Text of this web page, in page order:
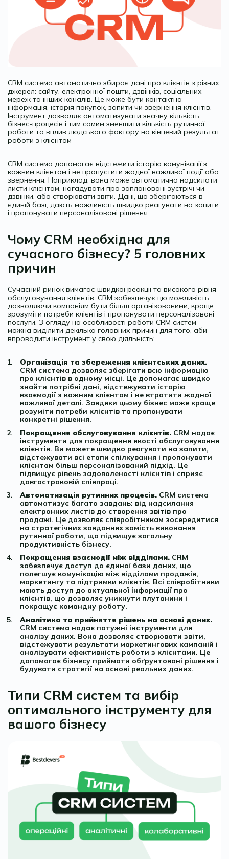
CRM система автоматично збирає дані про клієнтів з різних
джерел: сайту, електронної пошти, дзвінків, соціальних
мереж та інших каналів. Це може бути контактна
інформація, історія покупок, запити чи звернення клієнтів.
Інструмент дозволяє автоматизувати значну кількість
бізнес-процесів і тим самим зменшити кількість рутинної
роботи та вплив людського фактору на кінцевий результат
роботи з клієнтом
CRM система допомагає відстежити історію комунікації з
кожним клієнтом і не пропустити жодної важливої події або
звернення. Наприклад, вона може автоматично надсилати
листи клієнтам, нагадувати про заплановані зустрічі чи
дзвінки, або створювати звіти. Дані, що зберігаються в
єдиній базі, дають можливість швидко реагувати на запити
і пропонувати персоналізовані рішення.
Чому CRM необхідна для
сучасного бізнесу? 5 головних
причин
Сучасний ринок вимагає швидкої реакції та високого рівня
обслуговування клієнтів. CRM забезпечує цю можливість,
дозволяючи компаніям бути більш організованими, краще
зрозуміти потреби клієнтів і пропонувати персоналізовані
послуги. З огляду на особливості роботи CRM систем
можна виділити декілька головних причин для того, аби
впровадити інструмент у свою діяльність:
Організація та збереження клієнтських даних.
CRM система дозволяє зберігати всю інформацію
про клієнтів в одному місці. Це допомагає швидко
знайти потрібні дані, відстежувати історію
взаємодії з кожним клієнтом і не втратити жодної
важливої деталі. Завдяки цьому бізнес може краще
розуміти потреби клієнтів та пропонувати
конкретні рішення.
Покращення обслуговування клієнтів. CRM надає
інструменти для покращення якості обслуговування
клієнтів. Ви можете швидко реагувати на запити,
відстежувати всі етапи спілкування і пропонувати
клієнтам більш персоналізований підхід. Це
підвищує рівень задоволеності клієнтів і сприяє
довгостроковій співпраці.
Автоматизація рутинних процесів. CRM система
автоматизує багато завдань: від надсилання
електронних листів до створення звітів про
продажі. Це дозволяє співробітникам зосередитися
на стратегічних завданнях замість виконання
рутинної роботи, що підвищує загальну
продуктивність бізнесу.
Покращення взаємодії між відділами. CRM
забезпечує доступ до єдиної бази даних, що
полегшує комунікацію між відділами продажів,
маркетингу та підтримки клієнтів. Всі співробітники
мають доступ до актуальної інформації про
клієнтів, що дозволяє уникнути плутанини і
покращує командну роботу.
Аналітика та прийняття рішень на основі даних.
CRM система надає потужні інструменти для
аналізу даних. Вона дозволяє створювати звіти,
відстежувати результати маркетингових кампаній і
аналізувати ефективність роботи з клієнтами. Це
допомагає бізнесу приймати обґрунтовані рішення і
будувати стратегії на основі реальних даних.
Типи CRM систем та вибір
оптимального інструменту для
вашого бізнесу